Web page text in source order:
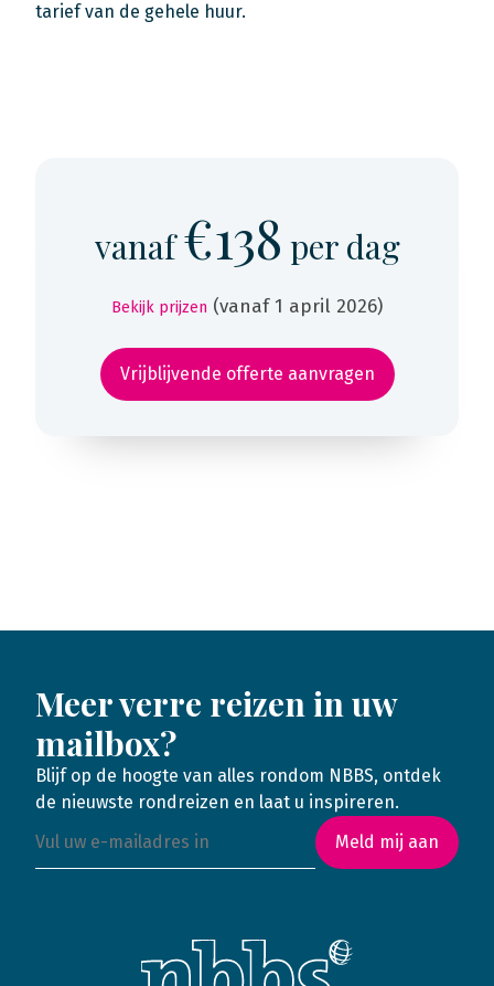
tarief van de gehele huur.
vanaf€138 per dag
Bekijk prijzen (vanaf 1 april 2026)
Vrijblijvende offerte aanvragen
Meer verre reizen in uw
mailbox?
Blijf op de hoogte van alles rondom NBBS, ontdek
de nieuwste rondreizen en laat u inspireren.
Meld mij aan